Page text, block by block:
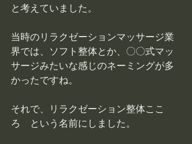
と考えていました。
当時のリラクゼーションマッサージ業
界では、ソフト整体とか、〇〇式マッ
サージみたいな感じのネーミングが多
かったですね。
それで、リラクゼーション整体ここ
ろ　という名前にしました。